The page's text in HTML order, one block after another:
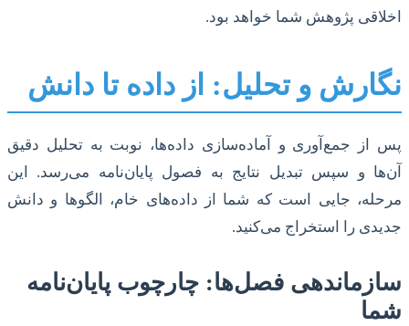
اخلاقی پژوهش شما خواهد بود.
نگارش و تحلیل: از داده تا دانش
پس از جمع‌آوری و آماده‌سازی داده‌ها، نوبت به تحلیل دقیق
آن‌ها و سپس تبدیل نتایج به فصول پایان‌نامه می‌رسد. این
مرحله، جایی است که شما از داده‌های خام، الگوها و دانش
جدیدی را استخراج می‌کنید.
سازماندهی فصل‌ها: چارچوب پایان‌نامه
شما